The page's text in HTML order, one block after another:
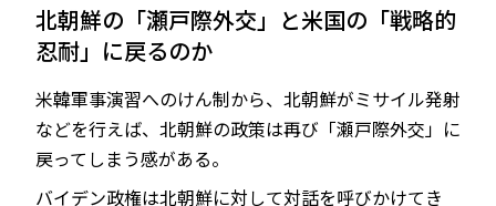
北朝鮮の「瀬戸際外交」と米国の「戦略的
忍耐」に戻るのか
米韓軍事演習へのけん制から、北朝鮮がミサイル発射
などを行えば、北朝鮮の政策は再び「瀬戸際外交」に
戻ってしまう感がある。
バイデン政権は北朝鮮に対して対話を呼びかけてき